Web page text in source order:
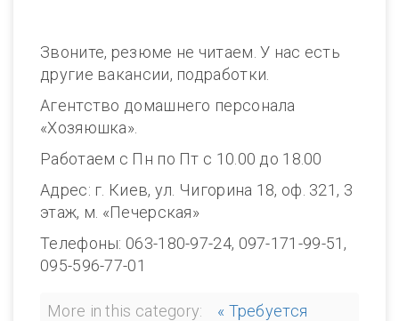
Звоните, резюме не читаем. У нас есть
другие вакансии, подработки.
Агентство домашнего персонала
«Хозяюшка».
Работаем с Пн по Пт с 10.00 до 18.00
Адрес: г. Киев, ул. Чигорина 18, оф. 321, 3
этаж, м. «Печерская»
Телефоны: 063-180-97-24, 097-171-99-51,
095-596-77-01
More in this category:
« Требуется